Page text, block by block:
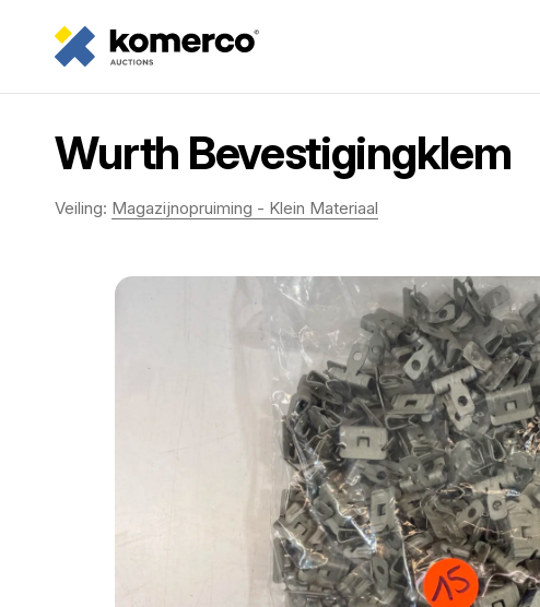
Wurth Bevestigingklem
Veiling: Magazijnopruiming - Klein Materiaal